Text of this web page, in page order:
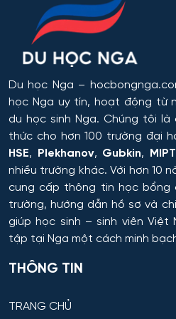
Rostov
Orel
Tomsk
Krasnoyarsk
Yakutsk
Samara
Tula
Tver
trong công nghệ hóa học,
Công chứng và hoạt động
Công nghiệp sinh thái và
Công nghệ chế biến và khai
Công nghệ Hóa học
Công nghệ in ấn và đóng gói
Công nghệ laser
Du học Nga –
học Nga uy tín, hoạt động từ
du học sinh Nga. Chúng tôi là
thức cho hơn 100 trường đại
HSE, Plekhanov, Gubkin, MIPT
nhiều trường khác. Với hơn 10
cung cấp thông tin học bổng
trường, hướng dẫn hồ sơ và
giúp học sinh – sinh viên
tập tại Nga một cách minh
THÔNG TIN
TRANG CHỦ